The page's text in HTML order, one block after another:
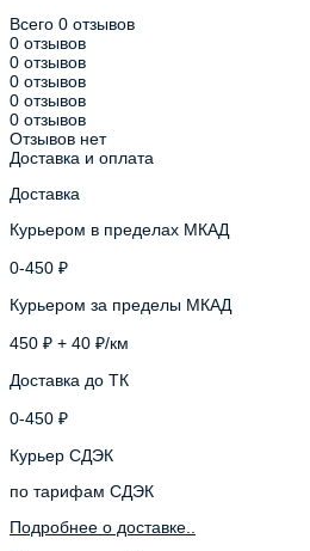
Всего 0 отзывов
0 отзывов
0 отзывов
0 отзывов
0 отзывов
0 отзывов
Отзывов нет
Доставка и оплата
Доставка
Курьером в пределах МКАД
0-450 ₽
Курьером за пределы МКАД
450 ₽ + 40 ₽/км
Доставка до ТК
0-450 ₽
Курьер СДЭК
по тарифам СДЭК
Подробнее о доставке..